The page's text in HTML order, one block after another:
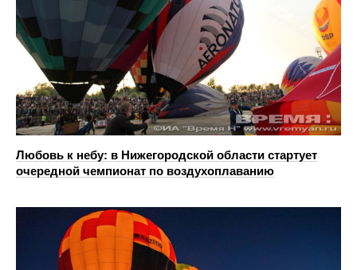
Любовь к небу: в Нижегородской области стартует
очередной чемпионат по воздухоплаванию